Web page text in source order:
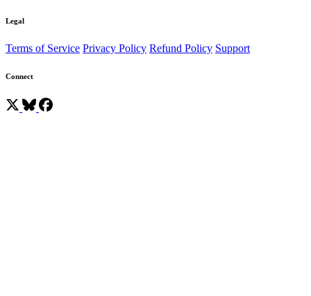
Legal
Terms of Service Privacy Policy Refund Policy Support
Connect